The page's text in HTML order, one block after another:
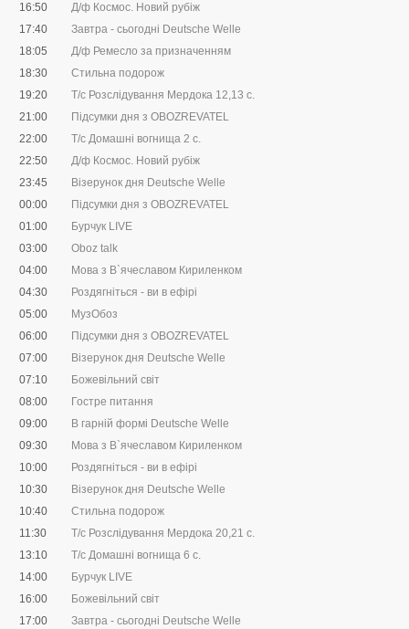
16:50
Д/ф Космос. Новий рубіж
17:40
Завтра - сьогодні Deutsche Welle
18:05
Д/ф Ремесло за призначенням
18:30
Стильна подорож
19:20
Т/с Розслідування Мердока 12,13 с.
21:00
Підсумки дня з OBOZREVATEL
22:00
Т/с Домашні вогнища 2 с.
22:50
Д/ф Космос. Новий рубіж
23:45
Візерунок дня Deutsche Welle
00:00
Підсумки дня з OBOZREVATEL
01:00
Бурчук LIVE
03:00
Oboz talk
04:00
Мова з В`ячеславом Кириленком
04:30
Роздягніться - ви в ефірі
05:00
МузОбоз
06:00
Підсумки дня з OBOZREVATEL
07:00
Візерунок дня Deutsche Welle
07:10
Божевільний світ
08:00
Гостре питання
09:00
В гарній формі Deutsche Welle
09:30
Мова з В`ячеславом Кириленком
10:00
Роздягніться - ви в ефірі
10:30
Візерунок дня Deutsche Welle
10:40
Стильна подорож
11:30
Т/с Розслідування Мердока 20,21 с.
13:10
Т/с Домашні вогнища 6 с.
14:00
Бурчук LIVE
16:00
Божевільний світ
17:00
Завтра - сьогодні Deutsche Welle